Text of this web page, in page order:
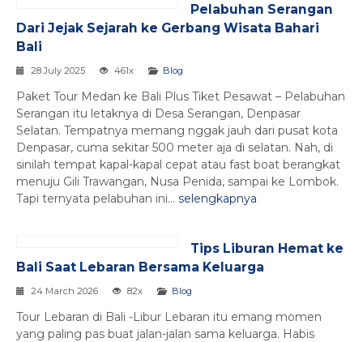
Pelabuhan Serangan
Dari Jejak Sejarah ke Gerbang Wisata Bahari
Bali
28 July 2025 461x Blog
Paket Tour Medan ke Bali Plus Tiket Pesawat – Pelabuhan
Serangan itu letaknya di Desa Serangan, Denpasar
Selatan. Tempatnya memang nggak jauh dari pusat kota
Denpasar, cuma sekitar 500 meter aja di selatan. Nah, di
sinilah tempat kapal-kapal cepat atau fast boat berangkat
menuju Gili Trawangan, Nusa Penida, sampai ke Lombok.
Tapi ternyata pelabuhan ini... selengkapnya
Tips Liburan Hemat ke
Bali Saat Lebaran Bersama Keluarga
24 March 2026 82x Blog
Tour Lebaran di Bali -Libur Lebaran itu emang momen
yang paling pas buat jalan-jalan sama keluarga. Habis